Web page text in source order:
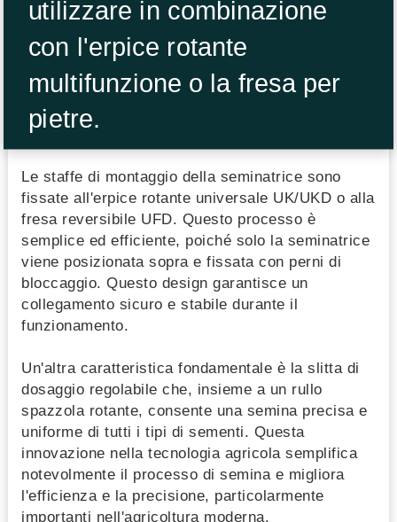
utilizzare in combinazione
con l'erpice rotante
multifunzione o la fresa per
pietre.
Le staffe di montaggio della seminatrice sono
fissate all'erpice rotante universale UK/UKD o alla
fresa reversibile UFD. Questo processo è
semplice ed efficiente, poiché solo la seminatrice
viene posizionata sopra e fissata con perni di
bloccaggio. Questo design garantisce un
collegamento sicuro e stabile durante il
funzionamento.
Un'altra caratteristica fondamentale è la slitta di
dosaggio regolabile che, insieme a un rullo
spazzola rotante, consente una semina precisa e
uniforme di tutti i tipi di sementi. Questa
innovazione nella tecnologia agricola semplifica
notevolmente il processo di semina e migliora
l'efficienza e la precisione, particolarmente
importanti nell'agricoltura moderna.